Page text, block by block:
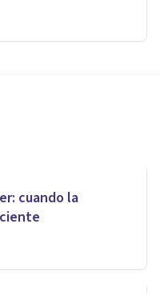
cuando la